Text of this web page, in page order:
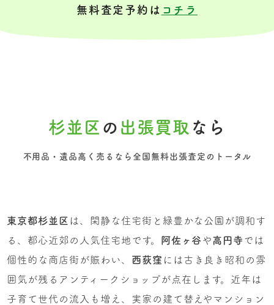
無料査定予約は コチラ
杉並区 の 出張買取 なら
不用品・遺品高く売るなら全国無料出張査定のトータル
東京都杉並区 は、閑静な住宅街と緑豊かな公園が調和す
る、都心近郊の人気住宅地です。 阿佐ヶ谷や高円寺 では
個性的な商店街が賑わい、 西荻窪 には古き良き昭和の雰
囲気が残るアンティークショップが点在します。近年は
子育て世代の流入も増え、実家の建て替えやマンション